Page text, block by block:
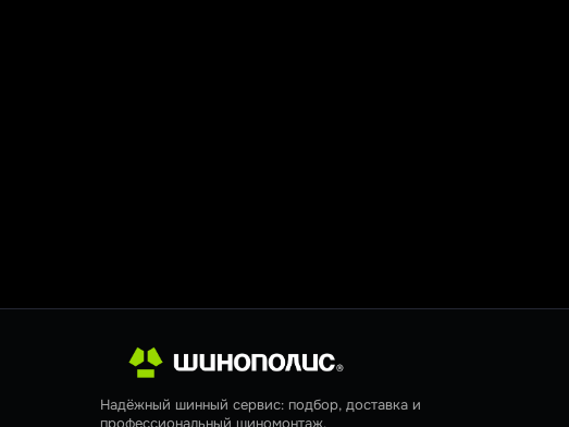
Надёжный шинный сервис: подбор, доставка и
профессиональный шиномонтаж.